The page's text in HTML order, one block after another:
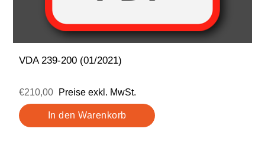
VDA 239-200 (01/2021)
€210,00 Preise exkl. MwSt.